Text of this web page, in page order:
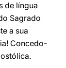
de língua
Sagrado
a sua
Concedo-